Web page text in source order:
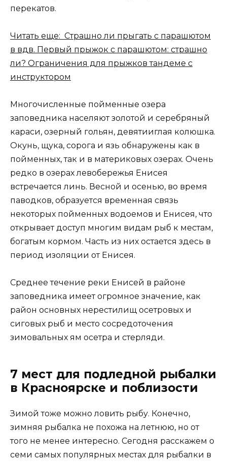
перекатов.
Читать еще: Страшно ли прыгать с парашютом
в вдв. Первый прыжок с парашютом: страшно
ли? Ограничения для прыжков тандеме с
инструктором
Многочисленные пойменные озера
заповедника населяют золотой и серебряный
караси, озерный гольян, девятииглая колюшка.
Окунь, щука, сорога и язь обнаружены как в
пойменных, так и в материковых озерах. Очень
редко в озерах левобережья Енисея
встречается линь. Весной и осенью, во время
паводков, образуется временная связь
некоторых пойменных водоемов и Енисея, что
открывает доступ многим видам рыб к местам,
богатым кормом. Часть из них остается здесь в
период изоляции от Енисея.
Среднее течение реки Енисей в районе
заповедника имеет огромное значение, как
район основных нерестилищ осетровых и
сиговых рыб и место сосредоточения
зимовальных ям осетра и стерляди.
7 мест для подледной рыбалки
в Красноярске и поблизости
Зимой тоже можно ловить рыбу. Конечно,
зимняя рыбалка не похожа на летнюю, но от
того не менее интересно. Сегодня расскажем о
семи самых популярных местах для рыбалки в